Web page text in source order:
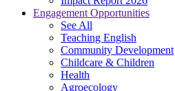
Engagement Opportunities
See All
Teaching English
Community Development
Childcare & Children
Health
Agroecology